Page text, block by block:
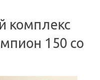
комплекс
150 со